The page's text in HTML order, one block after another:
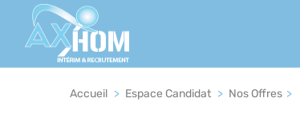
Fil
Accueil > Espace Candidat > Nos Offres >
Panneau de gestion des cookies